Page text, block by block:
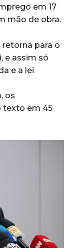
em 17
mão de obra.
para o
e assim só
e a lei
os
texto em 45